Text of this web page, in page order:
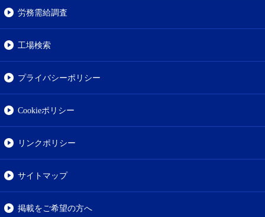
労務需給調査
工場検索
プライバシーポリシー
Cookieポリシー
リンクポリシー
サイトマップ
掲載をご希望の方へ